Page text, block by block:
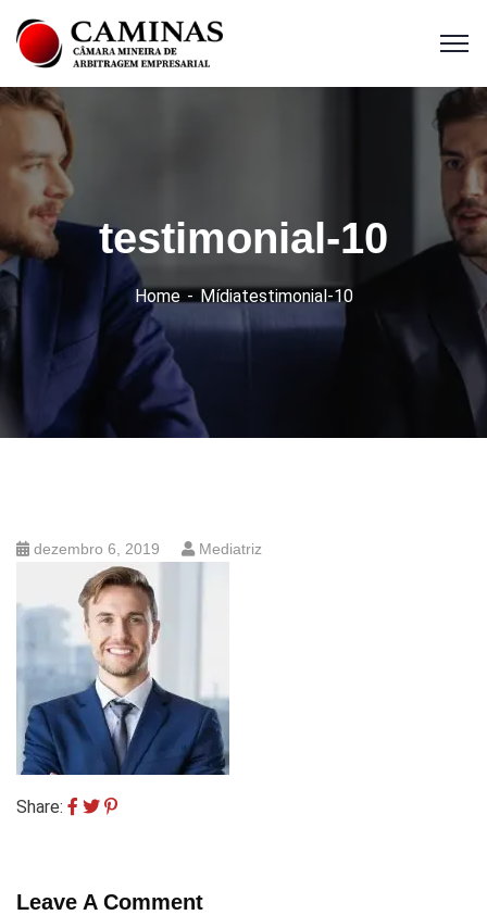
testimonial-10
Home Mídiatestimonial-10
dezembro 6, 2019 Mediatriz
Share:
Leave A Comment